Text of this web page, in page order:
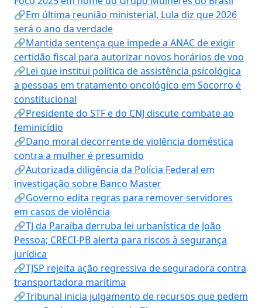
🔗Em última reunião ministerial, Lula diz que 2026
será o ano da verdade
🔗Mantida sentença que impede a ANAC de exigir
certidão fiscal para autorizar novos horários de voo
🔗Lei que institui política de assistência psicológica
a pessoas em tratamento oncológico em Socorro é
constitucional
🔗Presidente do STF e do CNJ discute combate ao
feminicídio
🔗Dano moral decorrente de violência doméstica
contra a mulher é presumido
🔗Autorizada diligência da Polícia Federal em
investigação sobre Banco Master
🔗Governo edita regras para remover servidores
em casos de violência
🔗TJ da Paraíba derruba lei urbanística de João
Pessoa; CRECI-PB alerta para riscos à segurança
jurídica
🔗TJSP rejeita ação regressiva de seguradora contra
transportadora marítima
🔗Tribunal inicia julgamento de recursos que pedem